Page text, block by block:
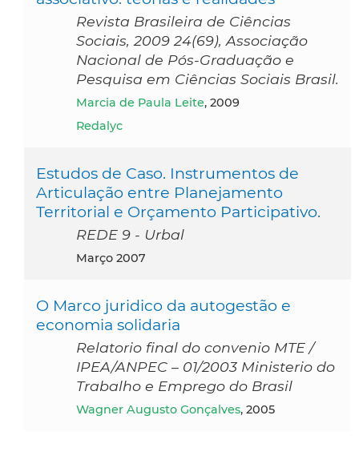
Revista Brasileira de Ciências
Sociais, 2009 24(69), Associação
Nacional de Pós-Graduação e
Pesquisa em Ciências Sociais Brasil.
Marcia de Paula Leite, 2009
Redalyc
Estudos de Caso. Instrumentos de
Articulação entre Planejamento
Territorial e Orçamento Participativo.
REDE 9 - Urbal
março 2007
O Marco juridico da autogestão e
economia solidaria
Relatorio final do convenio MTE /
IPEA/ANPEC – 01/2003 Ministerio do
Trabalho e Emprego do Brasil
Wagner Augusto Gonçalves, 2005